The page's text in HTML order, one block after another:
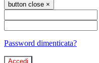
button close ×
Password dimenticata?